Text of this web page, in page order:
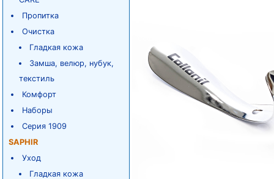
Пропитка
Очистка
Гладкая кожа
Замша, велюр, нубук,
текстиль
Комфорт
Наборы
Серия 1909
SAPHIR
Уход
Гладкая кожа